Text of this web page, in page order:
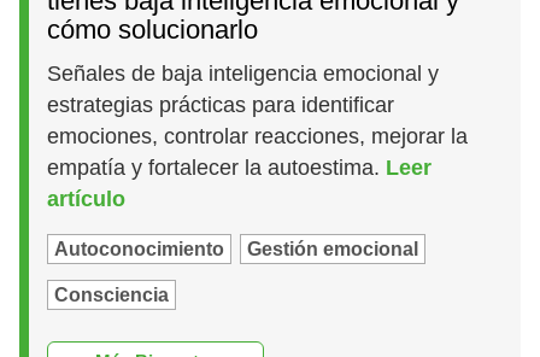
cómo solucionarlo
Señales de baja inteligencia emocional y
estrategias prácticas para identificar
emociones, controlar reacciones, mejorar la
empatía y fortalecer la autoestima. Leer
artículo
Autoconocimiento Gestión emocional
Consciencia